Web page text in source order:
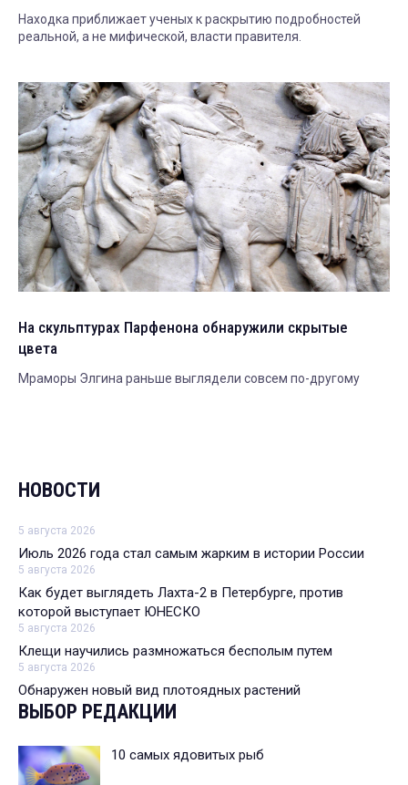
Находка приближает ученых к раскрытию подробностей
реальной, а не мифической, власти правителя.
На скульптурах Парфенона обнаружили скрытые
цвета
Мраморы Элгина раньше выглядели совсем по-другому
НОВОСТИ
5 августа 2026
Июль 2026 года стал самым жарким в истории России
5 августа 2026
Как будет выглядеть Лахта-2 в Петербурге, против
которой выступает ЮНЕСКО
5 августа 2026
Клещи научились размножаться бесполым путем
5 августа 2026
Обнаружен новый вид плотоядных растений
ВЫБОР РЕДАКЦИИ
10 самых ядовитых рыб